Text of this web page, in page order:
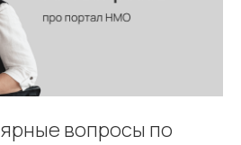
вопросы по